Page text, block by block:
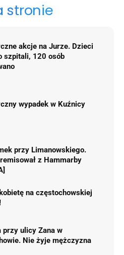
stronie
akcje na Jurze. Dzieci
szpitali, 120 osób
wypadek w Kuźnicy
przy Limanowskiego.
z Hammarby
na częstochowskiej
przy ulicy Zana w
Nie żyje mężczyzna